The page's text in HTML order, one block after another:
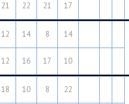
21 22 21 17
12 14 8 14
12 16 17 10
18 10 8
22